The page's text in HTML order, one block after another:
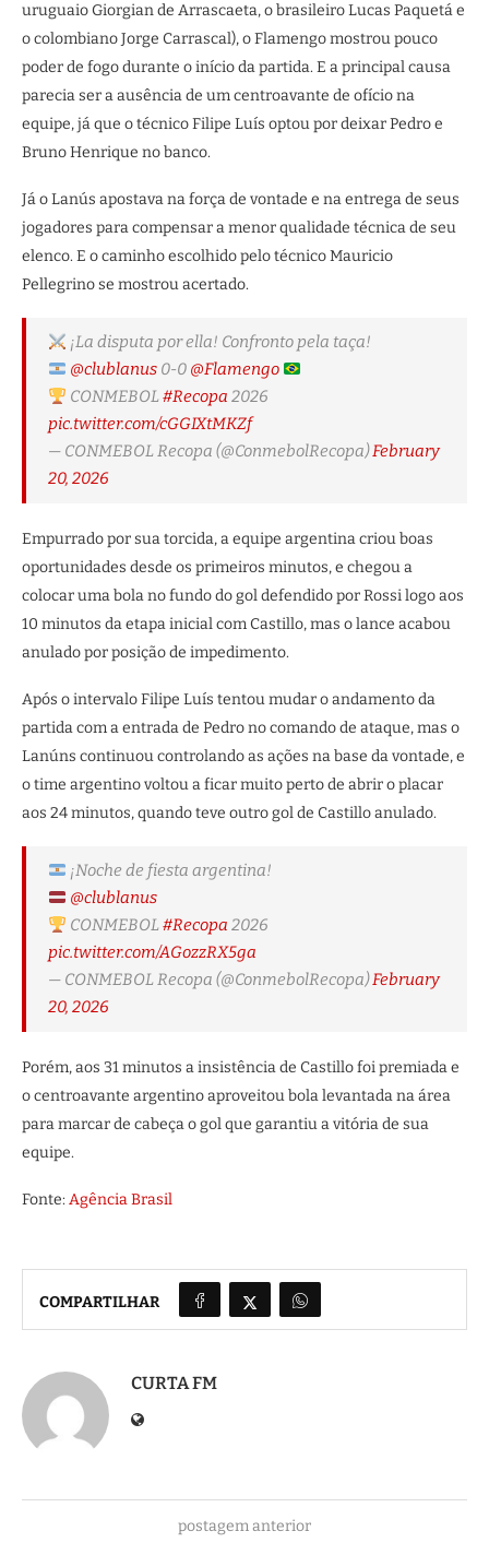
uruguaio Giorgian de Arrascaeta, o brasileiro Lucas Paquetá e
o colombiano Jorge Carrascal), o Flamengo mostrou pouco
poder de fogo durante o início da partida. E a principal causa
parecia ser a ausência de um centroavante de ofício na
equipe, já que o técnico Filipe Luís optou por deixar Pedro e
Bruno Henrique no banco.
Já o Lanús apostava na força de vontade e na entrega de seus
jogadores para compensar a menor qualidade técnica de seu
elenco. E o caminho escolhido pelo técnico Mauricio
Pellegrino se mostrou acertado.
¡La disputa por ella! Confronto pela taça!
@clublanus 0-0 @Flamengo
CONMEBOL#Recopa 2026
pic.twitter.com/cGGIXtMKZf
— CONMEBOL Recopa (@ConmebolRecopa)February
20, 2026
Empurrado por sua torcida, a equipe argentina criou boas
oportunidades desde os primeiros minutos, e chegou a
colocar uma bola no fundo do gol defendido por Rossi logo aos
10 minutos da etapa inicial com Castillo, mas o lance acabou
anulado por posição de impedimento.
Após o intervalo Filipe Luís tentou mudar o andamento da
partida com a entrada de Pedro no comando de ataque, mas o
Lanúns continuou controlando as ações na base da vontade, e
o time argentino voltou a ficar muito perto de abrir o placar
aos 24 minutos, quando teve outro gol de Castillo anulado.
¡Noche de fiesta argentina!
@clublanus
CONMEBOL#Recopa 2026
pic.twitter.com/AGozzRX5ga
— CONMEBOL Recopa (@ConmebolRecopa)February
20, 2026
Porém, aos 31 minutos a insistência de Castillo foi premiada e
o centroavante argentino aproveitou bola levantada na área
para marcar de cabeça o gol que garantiu a vitória de sua
equipe.
Fonte: Agência Brasil
COMPARTILHAR
CURTA FM
postagem anterior